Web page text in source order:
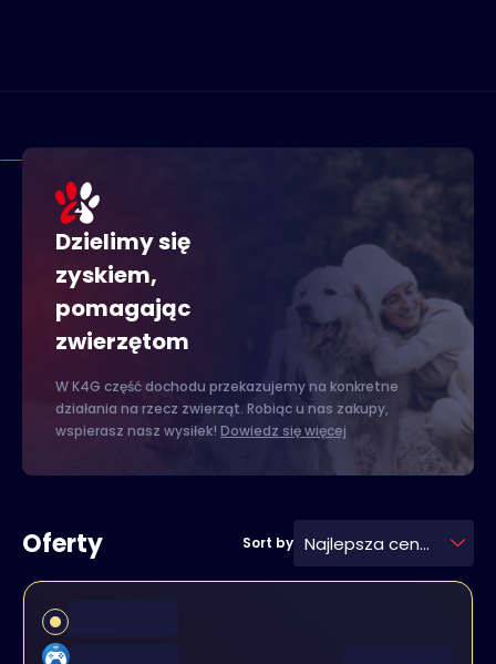
Dzielimy się
zyskiem,
pomagając
zwierzętom
W K4G część dochodu przekazujemy na konkretne
działania na rzecz zwierząt. Robiąc u nas zakupy,
wspierasz nasz wysiłek! Dowiedz się więcej
Oferty Sort by Najlepsza cena